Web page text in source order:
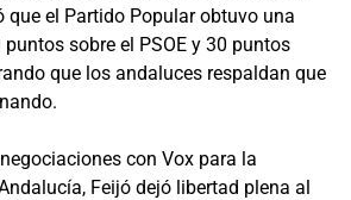
que el Partido Popular obtuvo una
sobre el PSOE y 30 puntos
que los andaluces respaldan que
con Vox para la
Feijó dejó libertad plena al